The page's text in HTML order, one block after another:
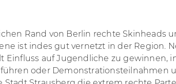
Rand von Berlin rechte Skinheads
ist indes gut vernetzt in der Region.
auf Jugendliche zu gewinnen,
oder Demonstrationsteilnahmen